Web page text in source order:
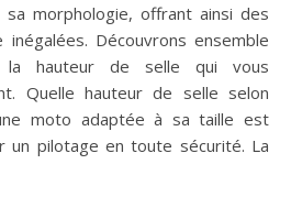
sa morphologie, offrant ainsi des
Découvrons ensemble
la hauteur de selle qui vous
Quelle hauteur de selle selon
moto adaptée à sa taille est
un pilotage en toute sécurité. La